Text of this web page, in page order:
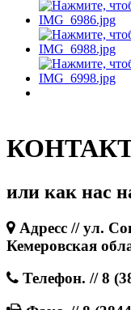
или как нас
Адресс // ул.
Кемеровская
Телефон. // 8